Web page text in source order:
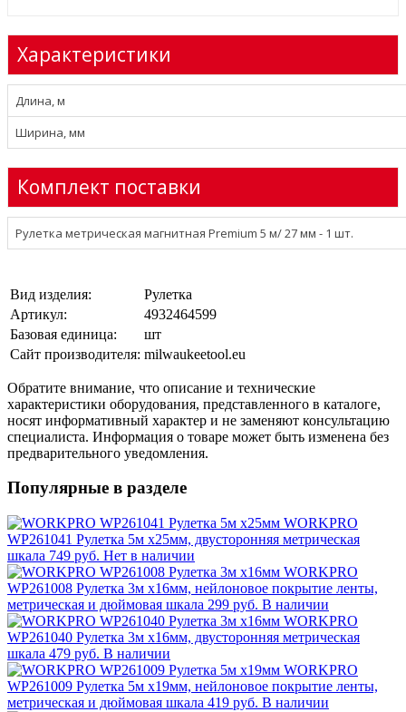
Характеристики
Длина, м
Ширина, мм
Комплект поставки
Рулетка метрическая магнитная Premium 5 м/ 27 мм - 1 шт.
Вид изделия:
Рулетка
Артикул:
4932464599
Базовая единица:
шт
Сайт производителя: milwaukeetool.eu
Обратите внимание, что описание и технические
характеристики оборудования, представленного в каталоге,
носят информативный характер и не заменяют консультацию
специалиста. Информация о товаре может быть изменена без
предварительного уведомления.
Популярные в разделе
WORKPRO
WP261041 Рулетка 5м х25мм, двусторонняя метрическая
шкала 749 руб. Нет в наличии
WORKPRO
WP261008 Рулетка 3м x16мм, нейлоновое покрытие ленты,
метрическая и дюймовая шкала 299 руб. В наличии
WORKPRO
WP261040 Рулетка 3м х16мм, двусторонняя метрическая
шкала 479 руб. В наличии
WORKPRO
WP261009 Рулетка 5м x19мм, нейлоновое покрытие ленты,
метрическая и дюймовая шкала 419 руб. В наличии